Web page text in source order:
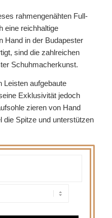
rahmengenähten Full-
eine reichhaltige
Hand in der Budapester
sind die zahlreichen
Schuhmacherkunst.
Leisten aufgebaute
Exklusivität jedoch
zieren von Hand
die Spitze und unterstützen